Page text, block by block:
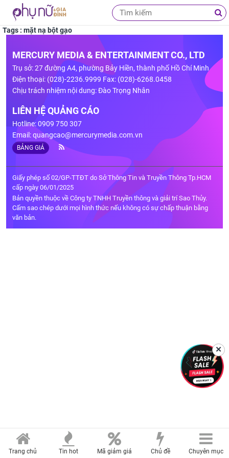
Tags : mặt nạ bột gạo
MERCURY MEDIA & ENTERTAINMENT CO., LTD
Trụ sở: 27 đường A4, phường Bảy Hiền, thành phố Hồ Chí Minh
Điện thoại: (028)-2236.9999 Fax: (028)-6268.0458
Chịu trách nhiệm nội dung: Đào Trọng Nhân
LIÊN HỆ QUẢNG CÁO
Hotline: 0909 750 307
Email:quangcao@mercurymedia.com.vn
BẢNG GIÁ
Giấy phép số 02/GP-TTĐT do Sở Thông Tin và Truyền Thông Tp.HCM
cấp ngày 06/01/2025
Bản quyền thuộc về Công ty TNHH Truyền thông và giải trí Sao Thủy.
Cấm sao chép dưới mọi hình thức nếu không có sự chấp thuận bằng
văn bản.
Trang chủ Tin hot Mã giảm giá Chủ đề Chuyên mục
✕